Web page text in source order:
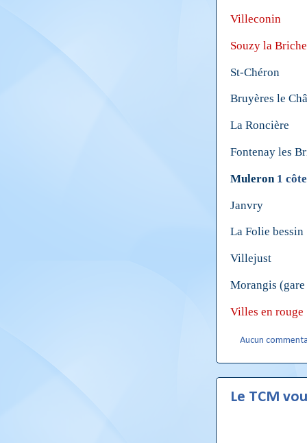
Villeconin
Souzy la Briche
St-Chéron
Bruyères le
La Roncière
Fontenay les
Muleron 1
Janvry
La Folie bessin
Villejust
Morangis
Villes en rouge
Aucun
Le TCM